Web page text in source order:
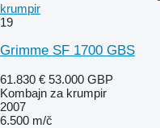
krumpir
19
Grimme SF 1700 GBS
61.830 € 53.000 GBP
Kombajn za krumpir
2007
6.500 m/č